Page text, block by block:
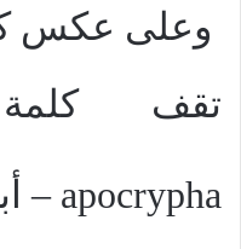
وعلى عكس
تقف
apocrypha
–